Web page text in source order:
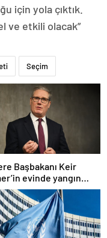
için yola çıktık.
ve etkili olacak”
Seçim
Başbakanı Keir
evinde yangın